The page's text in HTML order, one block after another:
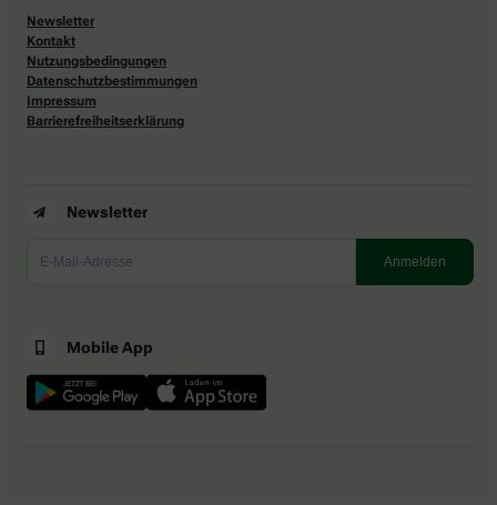
Newsletter
Kontakt
Nutzungsbedingungen
Datenschutzbestimmungen
Impressum
Barrierefreiheitserklärung
Newsletter
Mobile App